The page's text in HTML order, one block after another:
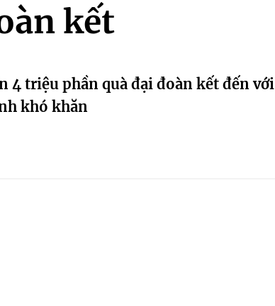
kết
4 triệu phần quà đại đoàn kết đến với
khó khăn